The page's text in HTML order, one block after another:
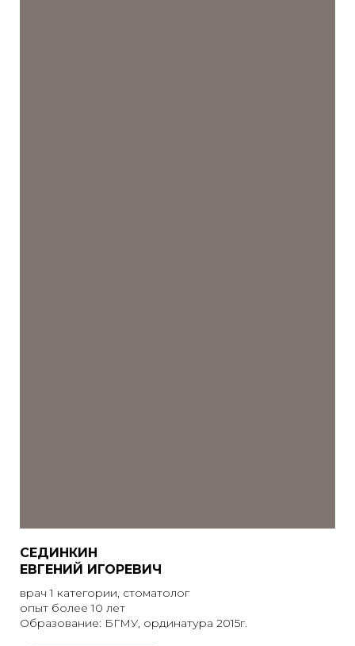
СЕДИНКИН
ЕВГЕНИЙ ИГОРЕВИЧ
врач 1 категории, стоматолог
опыт более 10 лет
Образование: БГМУ, ординатура 2015г.